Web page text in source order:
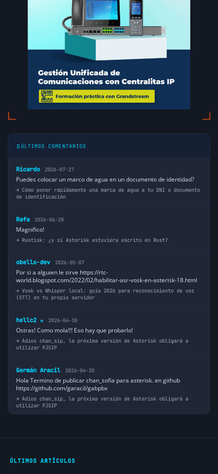
ÚLTIMOS COMENTARIOS
Ricardo 2026-07-27
Puedes colocar un marco de agua en un documento de identidad?
Cómo poner rápidamente una marca de agua a tu DNI o documento
de identificación
Rafa 2026-06-28
Magnifico!
Rustisk: ¿y si Asterisk estuviera escrito en Rust?
obello-dev 2026-05-07
Por si a alguien le sirve https://rtc-
world.blogspot.com/2022/02/habilitar-asr-vosk-en-asterisk-18.html
Vosk vs Whisper local: guía 2026 para reconocimiento de voz
(STT) en tu propio servidor
hellc2 ⭐ 2026-04-30
Ostras! Como mola!!! Eso hay que probarlo!
Adios chan_sip, la próxima versión de Asterisk obligará a
utilizar PJSIP
Germán Aracil 2026-04-30
Hola Termino de publicar chan_sofia para asterisk. en github
https://github.com/garacil/gabpbx
Adios chan_sip, la próxima versión de Asterisk obligará a
utilizar PJSIP
ÚLTIMOS ARTÍCULOS